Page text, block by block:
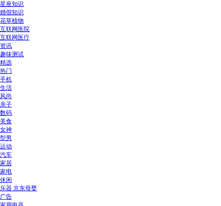
星座知识
婚假知识
花草植物
互联网医院
互联网医疗
资讯
趣味测试
精选
热门
手机
生活
风尚
亲子
数码
美食
女神
型男
运动
汽车
家居
家电
休闲
乐器 京东母婴
广告